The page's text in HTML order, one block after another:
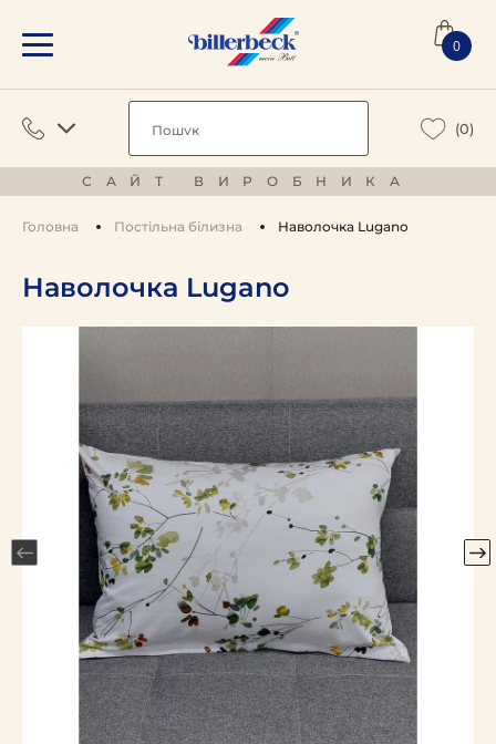
0
(0)
САЙТ ВИРОБНИКА
Головна Постільна білизна Наволочка Lugano
Наволочка Lugano